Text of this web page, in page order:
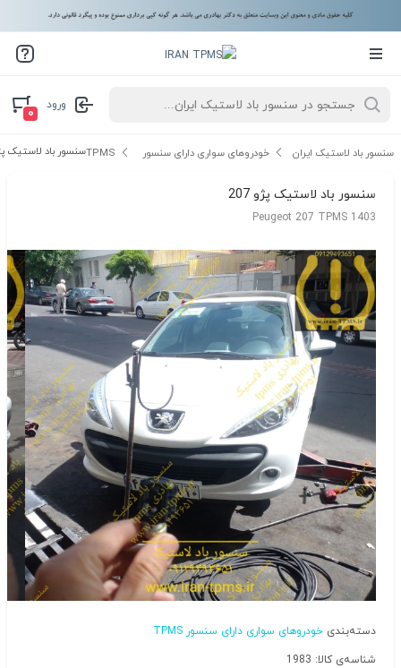
ورود
۰
سنسور باد لاستیک ایران خودروهای سواری دارای سنسور TPMS سنسور باد لاستیک پژو
سنسور باد لاستیک پژو 207
Peugeot 207 TPMS 1403
دسته‌بندی خودروهای سواری دارای سنسور TPMS
شناسه‌ی کالا: 1983